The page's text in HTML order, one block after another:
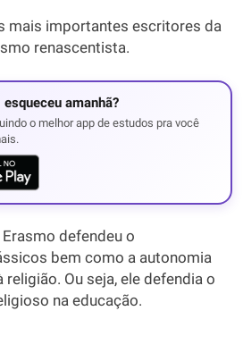
mais importantes escritores da
renascentista.
esqueceu amanhã?
o melhor app de estudos pra você
defendeu o
bem como a autonomia
Ou seja, ele defendia o
na educação.